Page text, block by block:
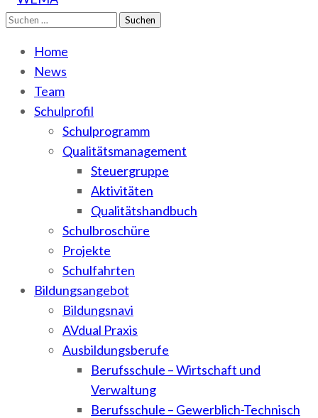
WEMA
BbS I des Salzlandkreises
Suchen
Home
News
Team
Schulprofil
Schulprogramm
Qualitätsmanagement
Steuergruppe
Aktivitäten
Qualitätshandbuch
Schulbroschüre
Projekte
Schulfahrten
Bildungsangebot
Bildungsnavi
AVdual Praxis
Ausbildungsberufe
Berufsschule – Wirtschaft und
Verwaltung
Berufsschule – Gewerblich-Technisch